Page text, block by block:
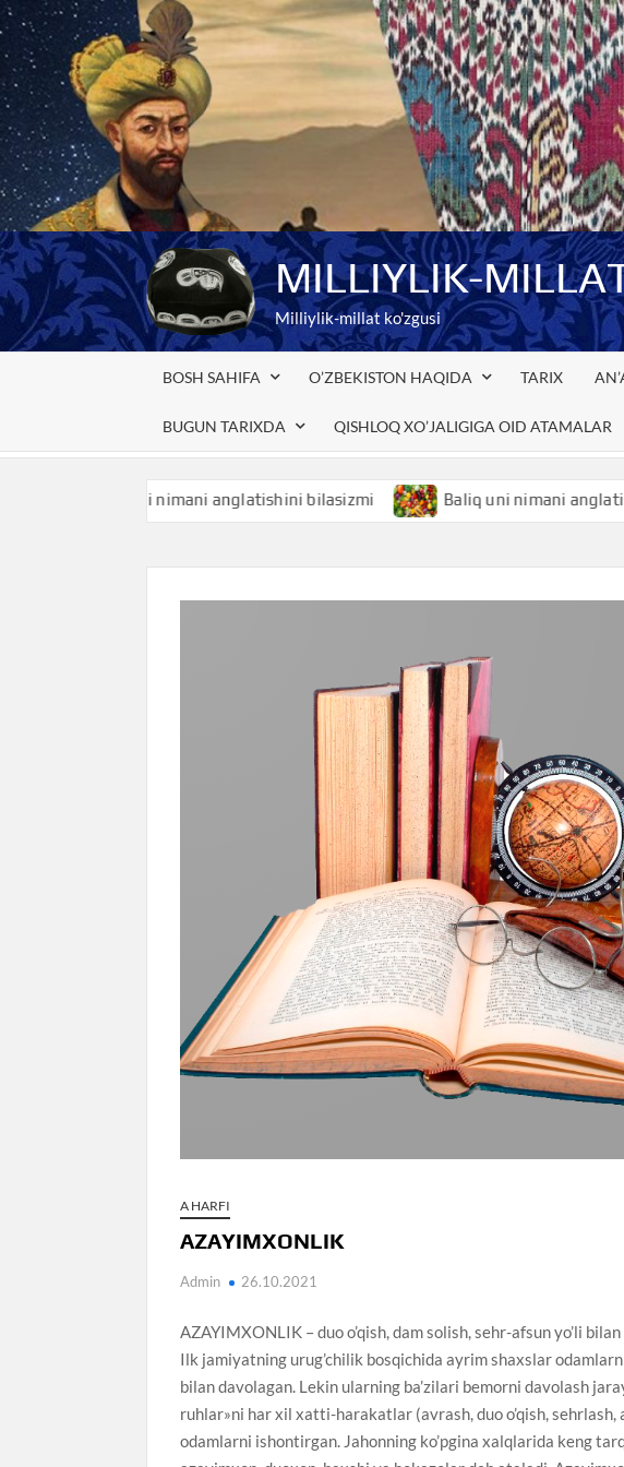
Skip
to
content
MILLIYLIK-
Milliylik-millat ko'zgusi
BOSH SAHIFA O’ZBEKISTON HAQIDA TARIX
BUGUN TARIXDA QISHLOQ XO’JALIGIGA OID ATAMALAR
Baliqchi nimani anglatishini bilasizmi Baliq uni nimani anglatishini
A HARFI
AZAYIMXONLIK
Admin 26.10.2021
AZAYIMXONLIK – duo o’qish, dam solish, sehr-afsun yo’li
Ilk jamiyatning urug’chilik bosqichida ayrim shaxslar
bilan davolagan. Lekin ularning ba’zilari bemorni davolash
ruhlar»ni har xil xatti-harakatlar (avrash, duo o’qish,
odamlarni ishontirgan. Jahonning ko’pgina xalqlarida keng